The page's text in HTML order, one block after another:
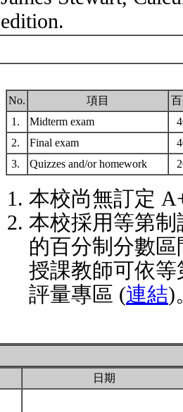
edition.
No. 項目
1.
Midterm exam
2.
Final exam
3.
Quizzes and/or homework
本校尚無訂定
本校採用等第
的百分制分數
授課教師可依
評量專區 (連結)
日期